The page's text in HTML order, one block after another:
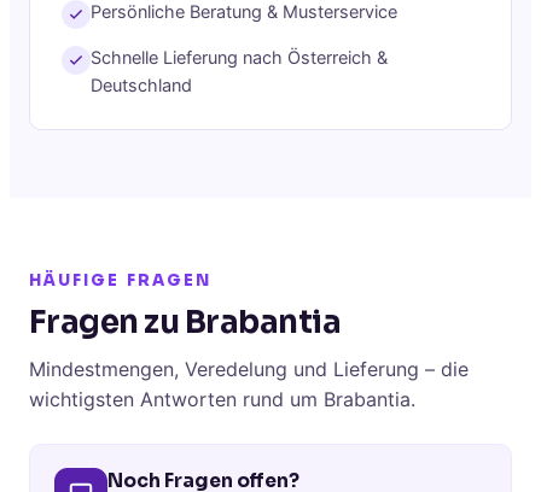
Persönliche Beratung & Musterservice
Schnelle Lieferung nach Österreich &
Deutschland
HÄUFIGE FRAGEN
Fragen zu Brabantia
Mindestmengen, Veredelung und Lieferung – die
wichtigsten Antworten rund um Brabantia.
Noch Fragen offen?